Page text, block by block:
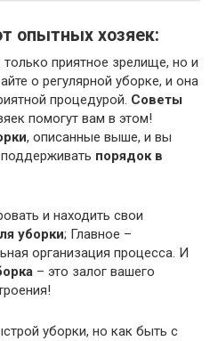
опытных хозяек:
только приятное зрелище, но и
о регулярной уборке, и она
процедурой. Советы
помогут вам в этом!
, описанные выше, и вы
порядок в
и находить свои
уборки; Главное –
организация процесса. И
– это залог вашего
уборки, но как быть с